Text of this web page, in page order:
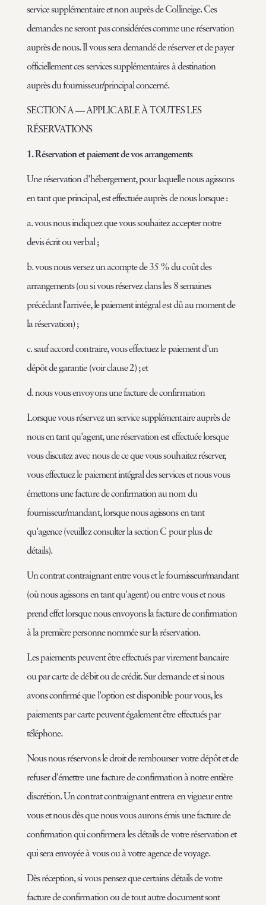
service supplémentaire et non auprès de Collineige. Ces
demandes ne seront pas considérées comme une réservation
auprès de nous. Il vous sera demandé de réserver et de payer
officiellement ces services supplémentaires à destination
auprès du fournisseur/principal concerné.
SECTION A — APPLICABLE À TOUTES LES
RÉSERVATIONS
1. Réservation et paiement de vos arrangements
Une réservation d'hébergement, pour laquelle nous agissons
en tant que principal, est effectuée auprès de nous lorsque :
a. vous nous indiquez que vous souhaitez accepter notre
devis écrit ou verbal ;
b. vous nous versez un acompte de 35 % du coût des
arrangements (ou si vous réservez dans les 8 semaines
précédant l'arrivée, le paiement intégral est dû au moment de
la réservation) ;
c. sauf accord contraire, vous effectuez le paiement d'un
dépôt de garantie (voir clause 2) ; et
d. nous vous envoyons une facture de confirmation
Lorsque vous réservez un service supplémentaire auprès de
nous en tant qu'agent, une réservation est effectuée lorsque
vous discutez avec nous de ce que vous souhaitez réserver,
vous effectuez le paiement intégral des services et nous vous
émettons une facture de confirmation au nom du
fournisseur/mandant, lorsque nous agissons en tant
qu'agence (veuillez consulter la section C pour plus de
détails).
Un contrat contraignant entre vous et le fournisseur/mandant
(où nous agissons en tant qu'agent) ou entre vous et nous
prend effet lorsque nous envoyons la facture de confirmation
à la première personne nommée sur la réservation.
Les paiements peuvent être effectués par virement bancaire
ou par carte de débit ou de crédit. Sur demande et si nous
avons confirmé que l'option est disponible pour vous, les
paiements par carte peuvent également être effectués par
téléphone.
Nous nous réservons le droit de rembourser votre dépôt et de
refuser d'émettre une facture de confirmation à notre entière
discrétion. Un contrat contraignant entrera en vigueur entre
vous et nous dès que nous vous aurons émis une facture de
confirmation qui confirmera les détails de votre réservation et
qui sera envoyée à vous ou à votre agence de voyage.
Dès réception, si vous pensez que certains détails de votre
facture de confirmation ou de tout autre document sont